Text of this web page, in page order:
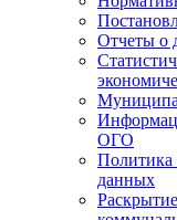
Отчеты о
ОГО
Политика
данных